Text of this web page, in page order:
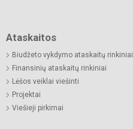
Ataskaitos
Biudžeto vykdymo ataskaitų rinkiniai
Finansinių ataskaitų rinkiniai
Lėšos veiklai viešinti
Projektai
Viešieji pirkimai